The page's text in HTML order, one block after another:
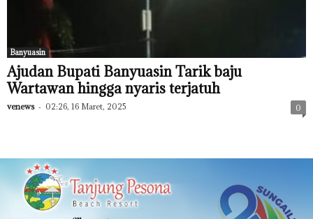
Banyuasin
Ajudan Bupati Banyuasin Tarik baju
Wartawan hingga nyaris terjatuh
venews - 02:26, 16 Maret, 2025 0